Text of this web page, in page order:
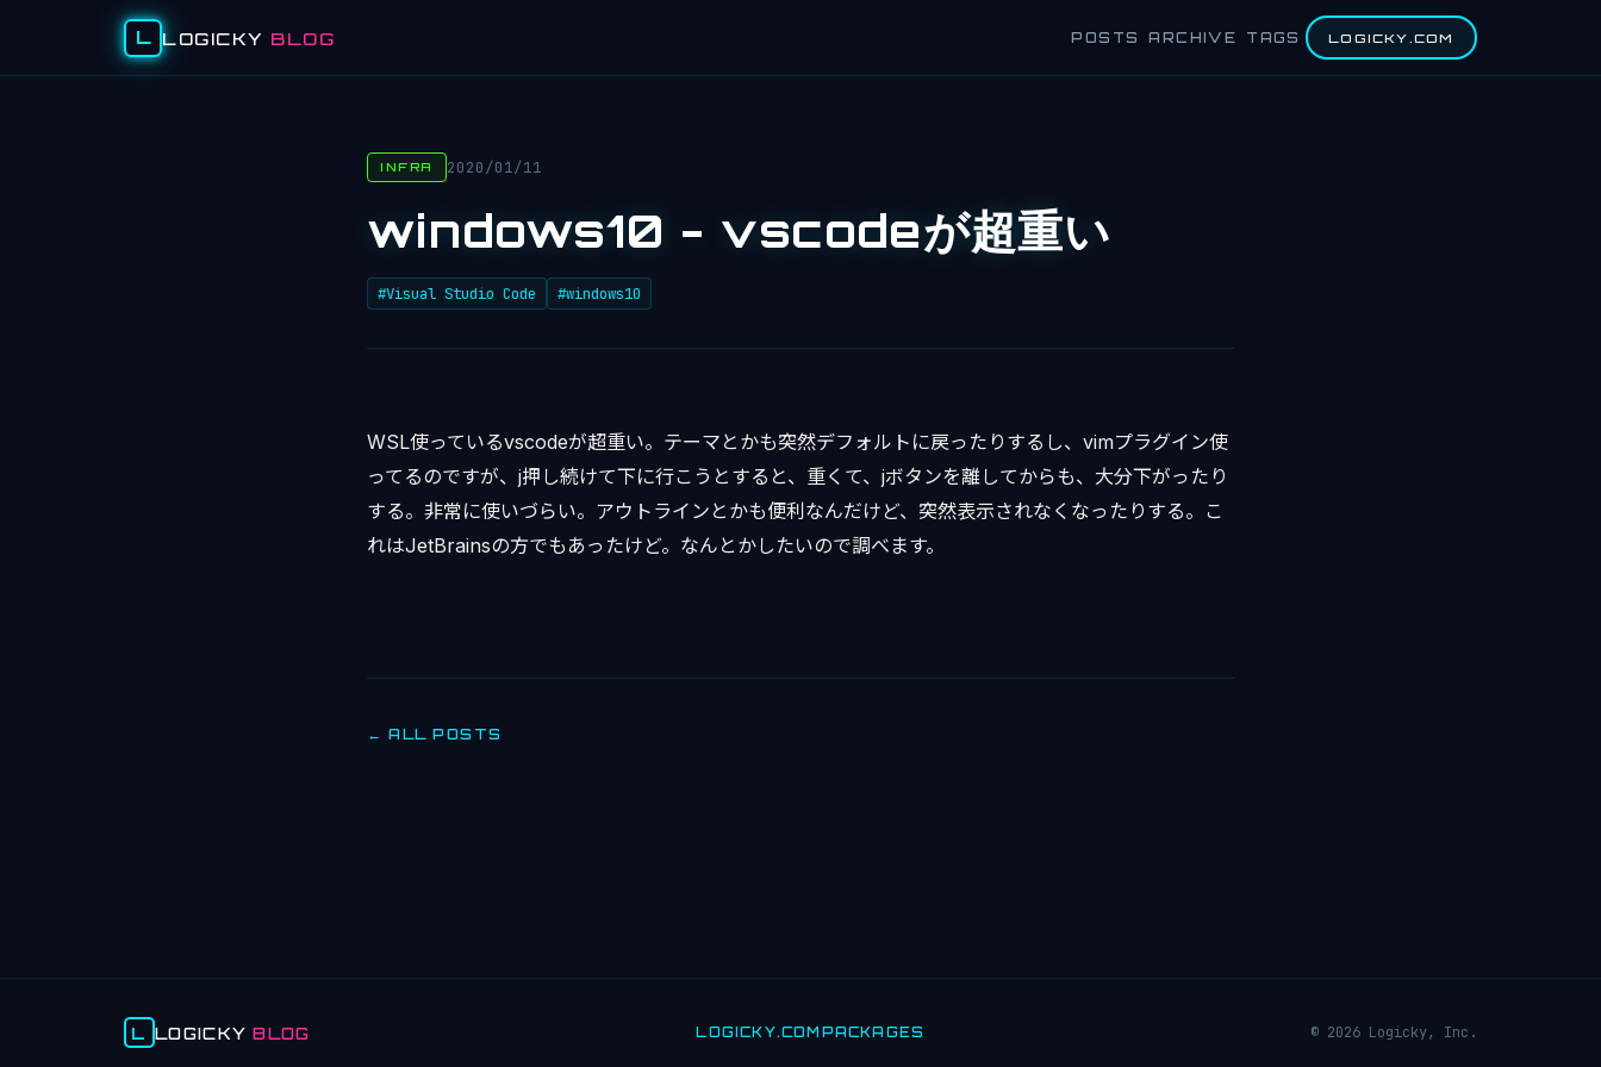
L LOGICKY BLOG POSTS ARCHIVE TAGS LOGICKY.COM
INFRA 2020/01/11
windows10 - vscodeが超重い
#Visual Studio Code #windows10
WSL使っているvscodeが超重い。テーマとかも突然デフォルトに戻ったりするし、vimプラグイン使
ってるのですが、j押し続けて下に行こうとすると、重くて、jボタンを離してからも、大分下がったり
する。非常に使いづらい。アウトラインとかも便利なんだけど、突然表示されなくなったりする。こ
れはJetBrainsの方でもあったけど。なんとかしたいので調べます。
← ALL POSTS
L LOGICKYBLOG LOGICKY.COM PACKAGES © 2026 Logicky, Inc.